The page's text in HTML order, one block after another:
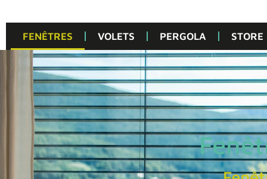
FENÊTRES VOLETS PERGOLA